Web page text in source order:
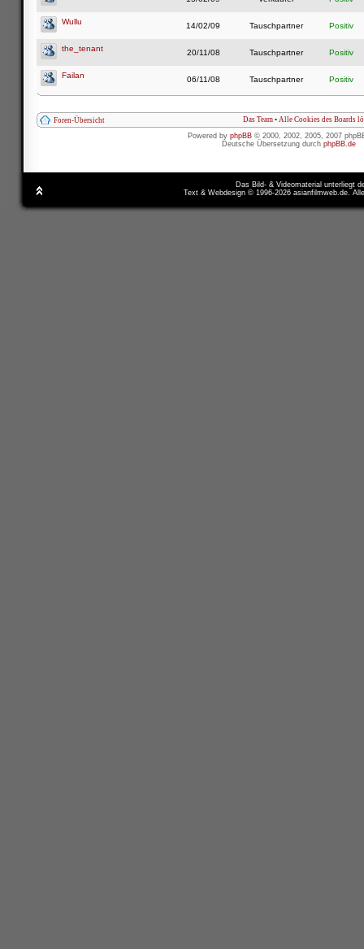
Wullu 14/02/09 Tauschpartner Positiv
the_tenant 20/11/08 Tauschpartner Positiv
Failan 06/11/08 Tauschpartner Positiv
Foren-Übersicht Das Team • Alle Cookies des Boards
Powered by phpBB © 2000, 2002, 2005, 2007
Deutsche Übersetzung durch phpBB.de
Das Bild- & Videomaterial unterliegt
Text & Webdesign © 1996-2026 asianfilmweb.de.